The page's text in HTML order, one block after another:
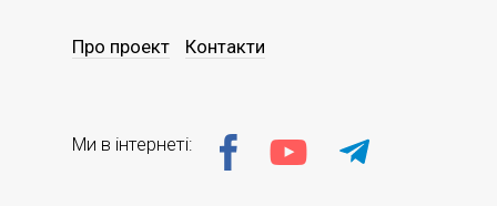
Про проект Контакти
Ми в інтернеті: